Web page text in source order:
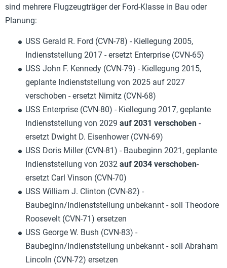
sind mehrere Flugzeugträger der Ford-Klasse in Bau oder
Planung:
USS Gerald R. Ford (CVN-78) - Kiellegung 2005,
Indienststellung 2017 - ersetzt Enterprise (CVN-65)
USS John F. Kennedy (CVN-79) - Kiellegung 2015,
geplante Indienststellung von 2025 auf 2027
verschoben - ersetzt Nimitz (CVN-68)
USS Enterprise (CVN-80) - Kiellegung 2017, geplante
Indienststellung von 2029 auf 2031 verschoben -
ersetzt Dwight D. Eisenhower (CVN-69)
USS Doris Miller (CVN-81) - Baubeginn 2021, geplante
Indienststellung von 2032 auf 2034 verschoben-
ersetzt Carl Vinson (CVN-70)
USS William J. Clinton (CVN-82) -
Baubeginn/Indienststellung unbekannt - soll Theodore
Roosevelt (CVN-71) ersetzen
USS George W. Bush (CVN-83) -
Baubeginn/Indienststellung unbekannt - soll Abraham
Lincoln (CVN-72) ersetzen